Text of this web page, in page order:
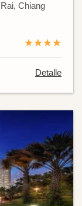
Chiang
★★★★
Detalle